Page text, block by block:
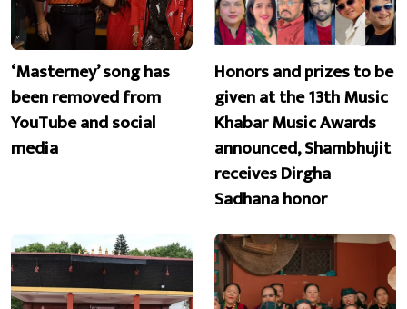
‘Masterney’ song has
been removed from
YouTube and social
media
Honors and prizes to be
given at the 13th Music
Khabar Music Awards
announced, Shambhujit
receives Dirgha
Sadhana honor